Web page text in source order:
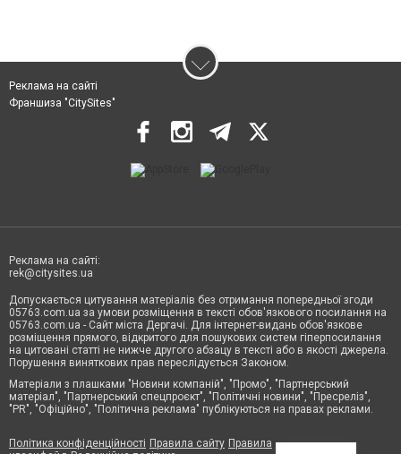
Реклама на сайті
Франшиза "CitySites"
Реклама на сайті:
rek@citysites.ua
Допускається цитування матеріалів без отримання попередньої згоди
05763.com.ua за умови розміщення в тексті обов'язкового посилання на
05763.com.ua - Сайт міста Дергачі. Для інтернет-видань обов'язкове
розміщення прямого, відкритого для пошукових систем гіперпосилання
на цитовані статті не нижче другого абзацу в тексті або в якості джерела.
Порушення виняткових прав переслідується Законом.
Матеріали з плашками "Новини компаній", "Промо", "Партнерський
матеріал", "Партнерський спецпроєкт", "Політичні новини", "Пресреліз",
"PR", "Офіційно", "Політична реклама" публікуються на правах реклами.
Політика конфіденційності Правила сайту Правила